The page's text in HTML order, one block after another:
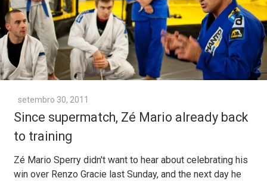
setembro 30, 2011
Since supermatch, Zé Mario already back
to training
Zé Mario Sperry didn't want to hear about celebrating his
win over Renzo Gracie last Sunday, and the next day he